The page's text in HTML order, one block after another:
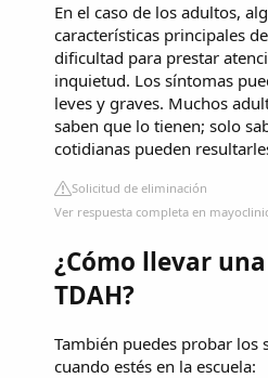
En el caso de los adultos,
características principales
dificultad para prestar
inquietud. Los síntomas
leves y graves. Muchos
saben que lo tienen; solo
cotidianas pueden
Solicitud de eliminación
Ver respuesta completa en
¿Cómo llevar
TDAH?
También puedes probar los
cuando estés en la escuela: